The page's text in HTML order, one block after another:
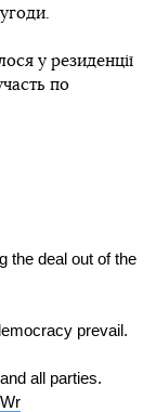
у резиденції
по
the deal out of the
prevail.
and all parties.